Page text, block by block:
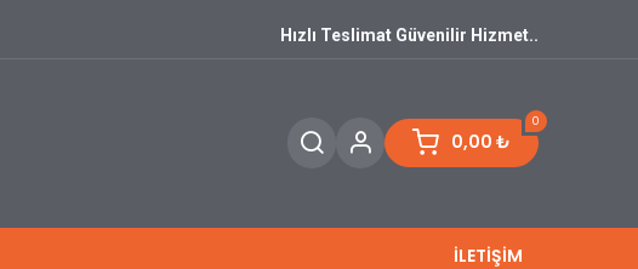
Hızlı Teslimat Güvenilir Hizmet..
0
0,00 ₺
İLETİŞİM